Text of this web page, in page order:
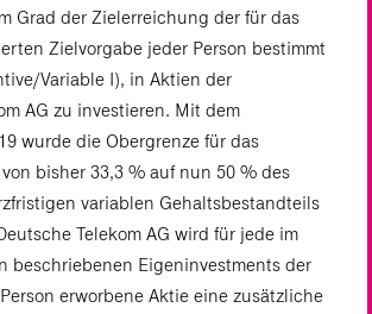
Grad der Zielerreichung der für das
Zielvorgabe jeder Person bestimmt
Variable I), in Aktien der
AG zu investieren. Mit dem
wurde die Obergrenze für das
bisher 33,3 % auf nun 50 % des
variablen Gehaltsbestandteils
Telekom AG wird für jede im
beschriebenen Eigeninvestments der
erworbene Aktie eine zusätzliche